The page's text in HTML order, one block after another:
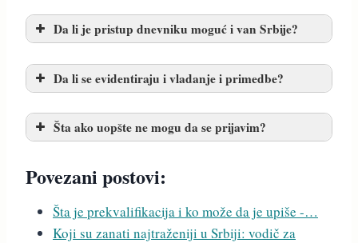
Da li je pristup dnevniku moguć i van Srbije?
Da li se evidentiraju i vladanje i primedbe?
Šta ako uopšte ne mogu da se prijavim?
Povezani postovi:
Šta je prekvalifikacija i ko može da je upiše -…
Koji su zanati najtraženiji u Srbiji: vodič za